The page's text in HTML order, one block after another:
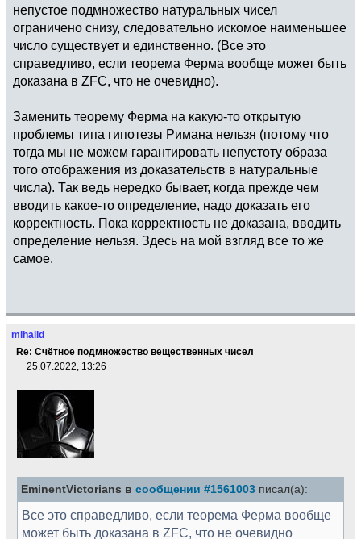
непустое подмножество натуральных чисел
ограничено снизу, следовательно искомое наименьшее
число существует и единственно. (Все это
справедливо, если теорема Ферма вообще может быть
доказана в ZFC, что не очевидно).
Заменить теорему Ферма на какую-то открытую
проблемы типа гипотезы Римана нельзя (потому что
тогда мы не можем гарантировать непустоту образа
того отображения из доказательств в натуральные
числа). Так ведь нередко бывает, когда прежде чем
вводить какое-то определение, надо доказать его
корректность. Пока корректность не доказана, вводить
определение нельзя. Здесь на мой взгляд все то же
самое.
mihaild
Re: Счётное подмножество вещественных чисел
25.07.2022, 13:26
EminentVictorians в сообщении #1561003 писал(а):
Все это справедливо, если теорема Ферма вообще
может быть доказана в ZFC, что не очевидно